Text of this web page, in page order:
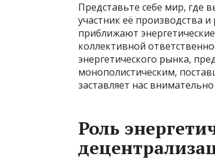
Представьте себе мир, где
участник её производства
приближают
коллективной
энергетического рынка,
монополистическим,
заставляет нас
Роль